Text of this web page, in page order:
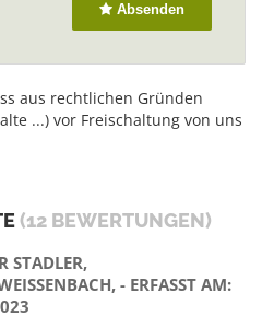
Absenden
aus rechtlichen Gründen
...) vor Freischaltung von uns
(12 BEWERTUNGEN)
STADLER,
- ERFASST AM: